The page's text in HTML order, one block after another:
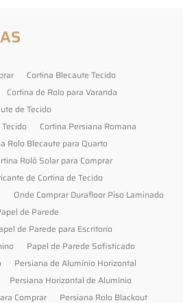
Cortina Blecaute Tecido
Cortina de Rolo para Varanda
de Tecido
Cortina Persiana Romana
Rolo Blecaute para Quarto
Rolô Solar para Comprar
de Cortina de Tecido
Onde Comprar Durafloor Piso Laminado
de Parede
de Parede para Escritorio
Papel de Parede Sofisticado
Persiana de Alumínio Horizontal
Persiana Horizontal de Alumínio
Comprar
Persiana Rolo Blackout